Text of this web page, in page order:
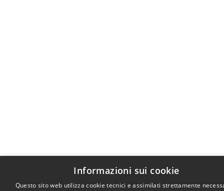
Informazioni sui cookie
Questo sito web utilizza cookie tecnici e assimilati strettamente